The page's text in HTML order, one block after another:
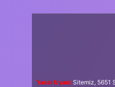
Yasal Uyarı: Sitemiz, 5651